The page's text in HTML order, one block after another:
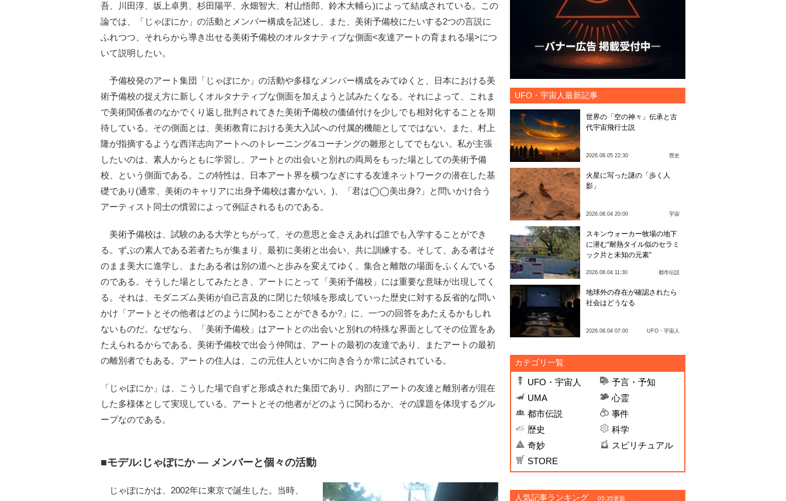
吾、川田淳、坂上卓男、杉田陽平、永畑智大、村山悟郎、鈴木大輔ら)によって結成されている。この
論では、「じゃぽにか」の活動とメンバー構成を記述し、また、美術予備校にたいする2つの言説に
ふれつつ、それらから導き出せる美術予備校のオルタナティブな側面<友達アートの育まれる場>につ
いて説明したい。
予備校発のアート集団「じゃぽにか」の活動や多様なメンバー構成をみてゆくと、日本における美
術予備校の捉え方に新しくオルタナティブな側面を加えようと試みたくなる。それによって、これま
で美術関係者のなかでくり返し批判されてきた美術予備校の価値付けを少しでも相対化することを期
待している。その側面とは、美術教育における美大入試への付属的機能としてではない。また、村上
隆が指摘するような西洋志向アートへのトレーニング&コーチングの雛形としてでもない。私が主張
したいのは、素人からともに学習し、アートとの出会いと別れの両局をもった場としての美術予備
校、という側面である。この特性は、日本アート界を横つなぎにする友達ネットワークの潜在した基
礎であり(通常、美術のキャリアに出身予備校は書かない。)、「君は◯◯美出身?」と問いかけ合う
アーティスト同士の慣習によって例証されるものである。
美術予備校は、試験のある大学とちがって、その意思と金さえあれば誰でも入学することができ
る。ずぶの素人である若者たちが集まり、最初に美術と出会い、共に訓練する。そして、ある者はそ
のまま美大に進学し、またある者は別の道へと歩みを変えてゆく、集合と離散の場面をふくんでいる
のである。そうした場としてみたとき、アートにとって「美術予備校」には重要な意味が出現してく
る。それは、モダニズム美術が自己言及的に閉じた領域を形成していった歴史に対する反省的な問い
かけ「アートとその他者はどのように関わることができるか?」に、一つの回答をあたえるかもしれ
ないものだ。なぜなら、「美術予備校」はアートとの出会いと別れの特殊な界面としてその位置をあ
たえられるからである。美術予備校で出会う仲間は、アートの最初の友達であり、またアートの最初
の離別者でもある。アートの住人は、この元住人といかに向き合うか常に試されている。
「じゃぽにか」は、こうした場で自ずと形成された集団であり、内部にアートの友達と離別者が混在
した多様体として実現している。アートとその他者がどのように関わるか、その課題を体現するグル
ープなのである。
■モデル:じゃぽにか ― メンバーと個々の活動
じゃぽにかは、2002年に東京で誕生した。当時、
UFO・宇宙人最新記事
世界の「空の神々」伝承と古
代宇宙飛行士説
2026.08.05 22:30 歴史
火星に写った謎の「歩く人
影」
2026.08.04 20:00 宇宙
スキンウォーカー牧場の地下
に潜む“耐熱タイル似のセラミ
ック片と未知の元素”
2026.08.04 11:30 都市伝説
地球外の存在が確認されたら
社会はどうなる
2026.08.04 07:00 UFO・宇宙人
カテゴリ一覧
UFO・宇宙人
予言・予知
UMA
心霊
都市伝説
事件
歴史
科学
奇妙
スピリチュアル
STORE
人気記事ランキング 05:35更新